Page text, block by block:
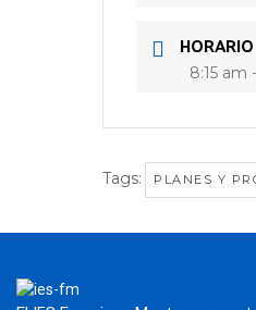
HORARIO
8:15 am
Tags: PLANES Y